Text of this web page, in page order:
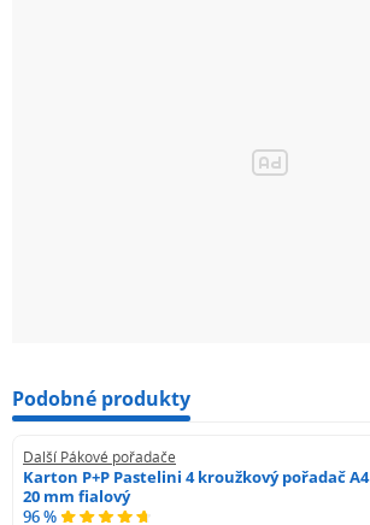
Podobné produkty
Další Pákové pořadače
Karton P+P Pastelini 4 kroužkový pořadač A4
20 mm fialový
96 %